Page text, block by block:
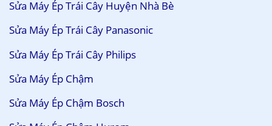
Sửa Máy Ép Trái Cây Huyện Nhà Bè
Sửa Máy Ép Trái Cây Panasonic
Sửa Máy Ép Trái Cây Philips
Sửa Máy Ép Chậm
Sửa Máy Ép Chậm Bosch